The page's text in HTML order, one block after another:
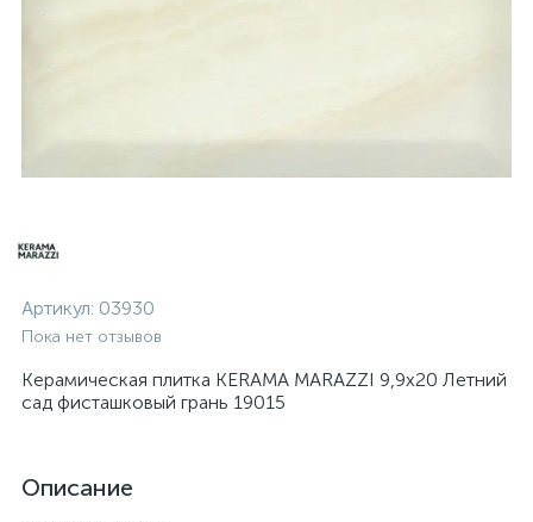
Артикул: 03930
Пока нет отзывов
Керамическая плитка KERAMA MARAZZI 9,9х20 Летний
сад фисташковый грань 19015
Описание